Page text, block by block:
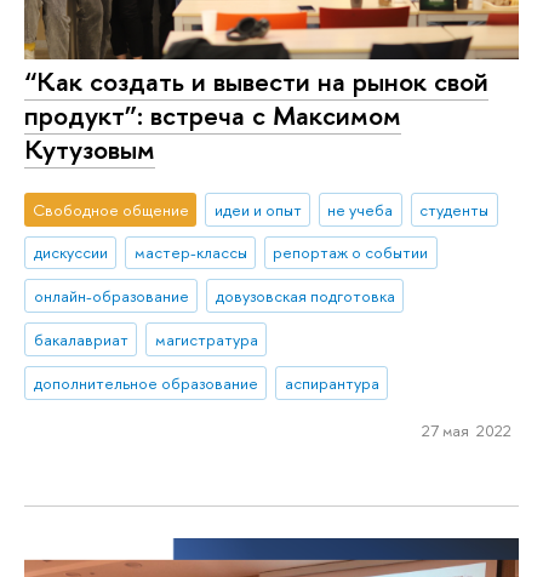
“Как создать и вывести на рынок свой
продукт”: встреча с Максимом
Кутузовым
Свободное общение идеи и опыт не учеба
студенты
дискуссии
мастер-классы
репортаж о событии
онлайн-образование
довузовская подготовка
бакалавриат
магистратура
дополнительное образование
аспирантура
27 мая 2022